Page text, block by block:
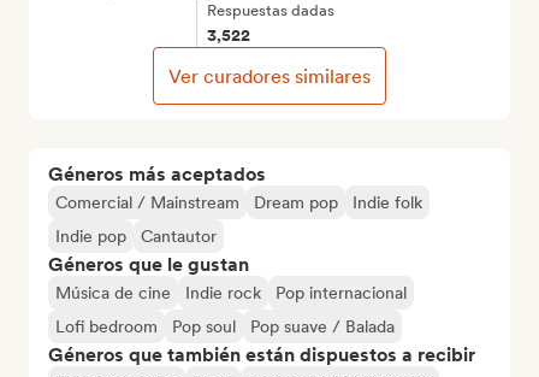
Géneros más aceptados
Comercial / Mainstream Dream pop
Indie folk
Indie pop
Cantautor
Géneros que le gustan
Música de cine Indie rock
Pop internacional
Lofi bedroom
Pop soul Pop suave / Balada
Géneros que también están dispuestos a recibir
Respuestas dadas
3,522
Ver curadores similares